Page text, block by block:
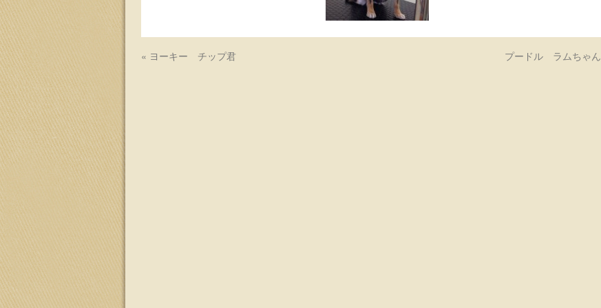
« ヨーキー チップ君 プードル ラムちゃん